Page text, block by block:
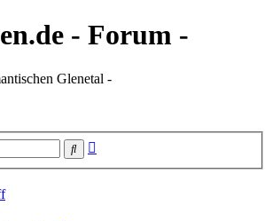
- Forum -
Glenetal -
Suche